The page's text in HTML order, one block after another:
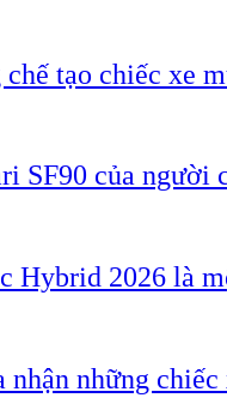
tạo chiếc xe
SF90 của người
Hybrid 2026 là
nhận những